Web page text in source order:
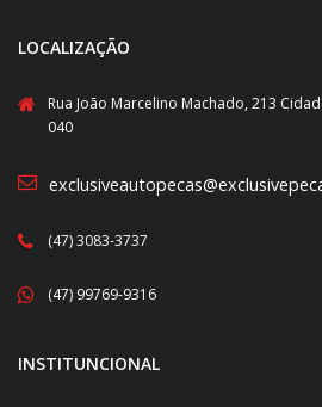
LOCALIZAÇÃO
Rua João Marcelino Machado, 213
040
(47) 3083-3737
(47) 99769-9316
INSTITUNCIONAL